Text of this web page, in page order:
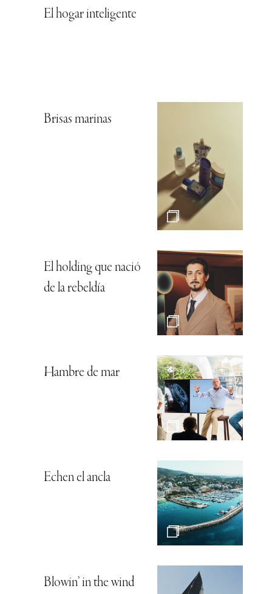
El hogar inteligente
Brisas marinas
El holding que nació
de la rebeldía
Hambre de mar
Echen el ancla
Blowin’ in the wind